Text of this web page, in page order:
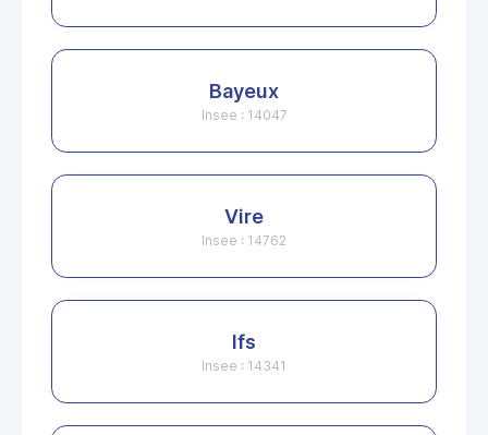
Bayeux
Insee : 14047
Vire
Insee : 14762
Ifs
Insee : 14341